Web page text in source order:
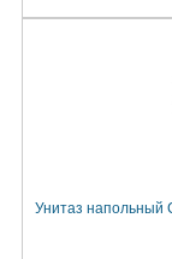
Унитаз напольный